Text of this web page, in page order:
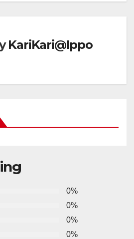
KariKari@Ippo
0%
0%
0%
0%